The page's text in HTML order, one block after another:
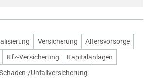
Versicherung
Altersvorsorge
Kfz-Versicherung
Kapitalanlagen
Schaden-/Unfallversicherung